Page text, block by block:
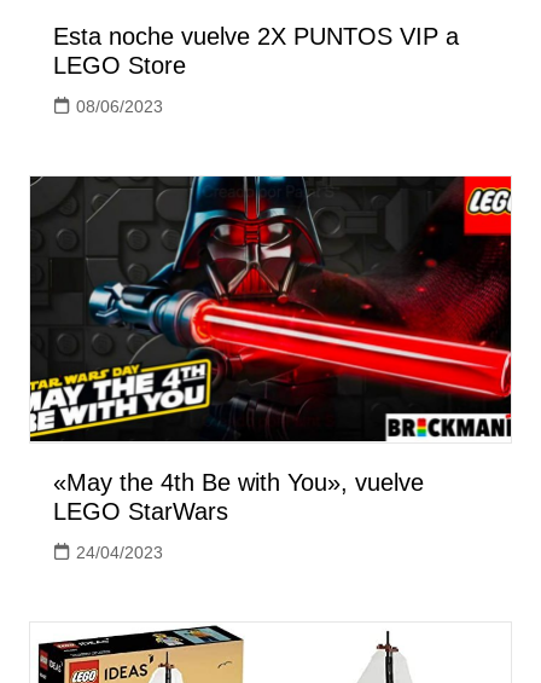
Esta noche vuelve 2X PUNTOS VIP a
LEGO Store
08/06/2023
«May the 4th Be with You», vuelve
LEGO StarWars
24/04/2023